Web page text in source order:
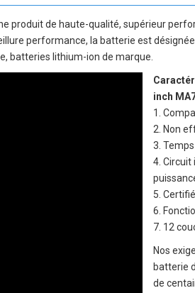
produit de haute-qualité, supérieur
performance, la batterie est
batteries lithium-ion de marque.
inch
1.
2. Non
3.
4.
5.
6.
7. 12
Nos
batterie
de